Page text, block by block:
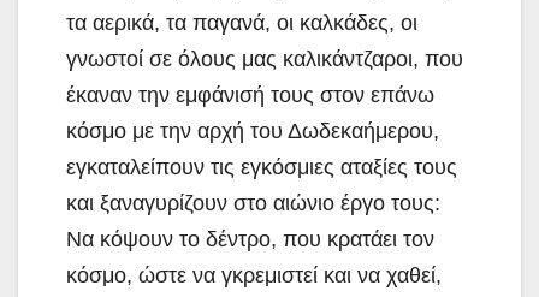
τα αερικά, τα παγανά, οι καλκάδες, οι
γνωστοί σε όλους μας καλικάντζαροι, που
έκαναν την εμφάνισή τους στον επάνω
κόσμο με την αρχή του Δωδεκαήμερου,
εγκαταλείπουν τις εγκόσμιες αταξίες τους
και ξαναγυρίζουν στο αιώνιο έργο τους:
Να κόψουν το δέντρο, που κρατάει τον
κόσμο, ώστε να γκρεμιστεί και να χαθεί,